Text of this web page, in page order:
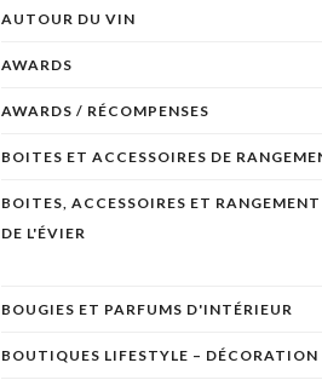
AUTOUR DU VIN
AWARDS
AWARDS / RÉCOMPENSES
BOITES ET ACCESSOIRES DE
BOITES, ACCESSOIRES ET
DE L'ÉVIER
BOUGIES ET PARFUMS D'INTÉRIEUR
BOUTIQUES LIFESTYLE – DÉCORATION